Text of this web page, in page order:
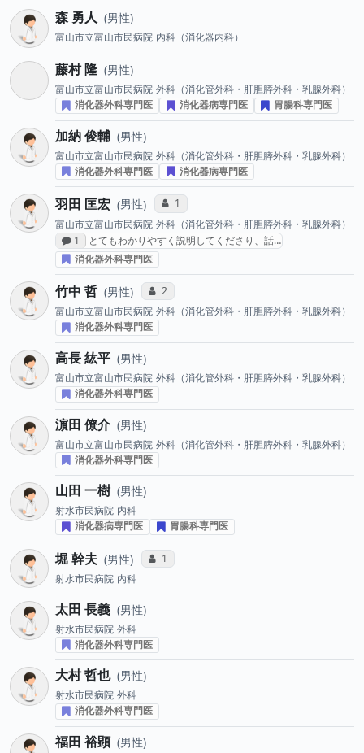
森 勇人 男性
富山市立富山市民病院 内科（消化器内科）
藤村 隆 男性
富山市立富山市民病院 外科（消化管外科・肝胆膵外科・乳腺外科）
消化器外科専門医
消化器病専門医 胃腸科専門医
加納 俊輔 男性
富山市立富山市民病院 外科（消化管外科・肝胆膵外科・乳腺外科）
消化器外科専門医
消化器病専門医
羽田 匡宏 男性 コミュニケーション・タイプ投票数
1
富山市立富山市民病院 外科（消化管外科・肝胆膵外科・乳腺外科）
感想投稿数
1
とてもわかりやすく説明してくださり、話…
消化器外科専門医
竹中 哲 男性 コミュニケーション・タイプ投票数
2
富山市立富山市民病院 外科（消化管外科・肝胆膵外科・乳腺外科）
消化器外科専門医
高長 紘平 男性
富山市立富山市民病院 外科（消化管外科・肝胆膵外科・乳腺外科）
消化器外科専門医
濵田 僚介 男性
富山市立富山市民病院 外科（消化管外科・肝胆膵外科・乳腺外科）
消化器外科専門医
山田 一樹 男性
射水市民病院 内科
消化器病専門医
胃腸科専門医
堀 幹夫 男性 コミュニケーション・タイプ投票数
1
射水市民病院 内科
太田 長義 男性
射水市民病院 外科
消化器外科専門医
大村 哲也 男性
射水市民病院 外科
消化器外科専門医
福田 裕顕 男性